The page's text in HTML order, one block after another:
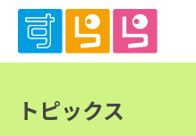
トピックス